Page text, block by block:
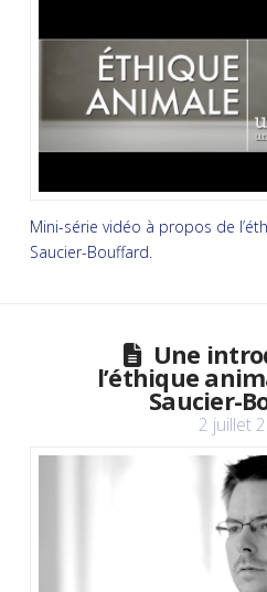
Mini-série vidéo à propos de
Saucier-Bouffard.
Une
l’éthique
Saucier-
2 juillet